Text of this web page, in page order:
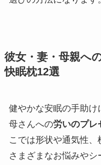
彼女・妻・母親へ
快眠枕12選
健やかな安眠の手助
母さんへの労いのプレ
こでは形状や通気性、
さまざまなお悩みや